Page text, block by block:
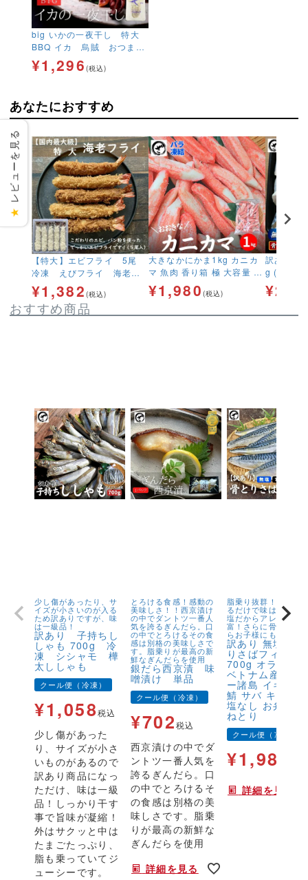
big いかの一夜干し 特大
BBQ イカ 烏賊 おつま
み 酒の肴 干物
¥1,296 (税込)
あなたにおすすめ
【特大】エビフライ 5尾
冷凍 えびフライ 海老
ブラックタイガー こだわ
り
¥1,382 (税込)
大きなかにかま1kg カニカ
マ 魚肉 香り箱 極 大容量 サ
ラダ 生食用
¥1,980 (税込)
訳あり 骨
g (1切約40g) 送料
骨取り 鯖
当 大容量
¥
おすすめ商品
少し傷があったり、サ
イズが小さいのが入る
ため訳ありですが、味
は一級品！
訳あり 子持ちし
しゃも 700g 冷
凍 シシャモ 樺
太ししゃも
クール便（冷凍）
¥1,058税込
少し傷があった
り、サイズが小さ
いものがあるので
訳あり商品になっ
ただけ、味は一級
品！しっかり干す
事で旨味が凝縮！
外はサクッと中は
たまごたっぷり、
脂も乗っていてジ
ューシーです。
とろける食感！感動の
美味しさ！！西京漬け
の中でダントツ一番人
気を誇るぎんだら。口
の中でとろけるその食
感は別格の美味しさで
す。脂乗りが最高の新
鮮なぎんだらを使用
銀だら西京漬 味
噌漬け 単品
クール便（冷凍）
¥702税込
西京漬けの中でダ
ントツ一番人気を
誇るぎんだら。口
の中でとろけるそ
の食感は別格の美
味しさです。脂乗
りが最高の新鮮な
ぎんだらを使用
詳細を見る
脂乗り抜群！キズが
るだけで味は1級品
塩だからアレンジが
富！さらに骨取りだ
らお子様にも安心！
訳あり 無塩 骨取
りさばフィーレ
700g オランダ
ベトナム産 フェ
ー諸島 イギリス
鯖 サバ キズ有
塩なし お弁当 ほ
ねとり
クール便（冷凍）
¥1,980
詳細を見る
★
レビューを見る